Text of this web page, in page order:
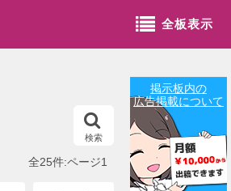
全板表示
検索
全25件:ページ1
掲示板内の
広告掲載について